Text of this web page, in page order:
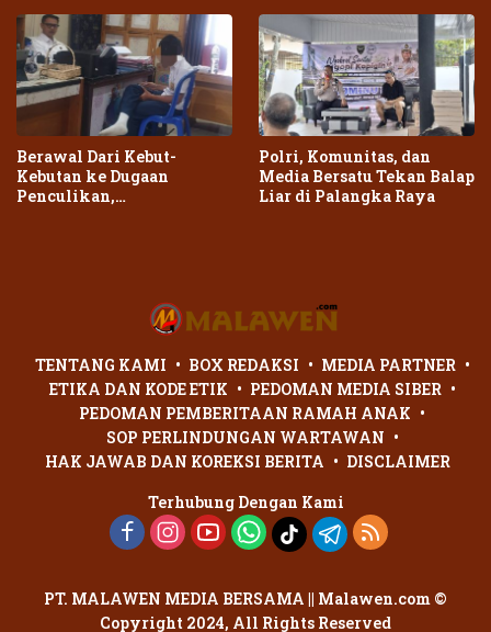
Berawal Dari Kebut-
Kebutan ke Dugaan
Penculikan,
Polri, Komunitas, dan
Media Bersatu Tekan Balap
Liar di Palangka Raya
TENTANG KAMI BOX REDAKSI
MEDIA PARTNER
ETIKA DAN KODE ETIK
PEDOMAN MEDIA SIBER
PEDOMAN PEMBERITAAN RAMAH ANAK
SOP PERLINDUNGAN WARTAWAN
HAK JAWAB DAN KOREKSI BERITA
DISCLAIMER
Terhubung Dengan Kami
PT. MALAWEN MEDIA BERSAMA || Malawen.com ©
Copyright 2024, All Rights Reserved